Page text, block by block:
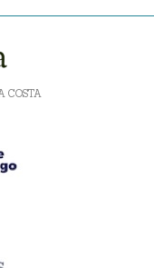
COSTA